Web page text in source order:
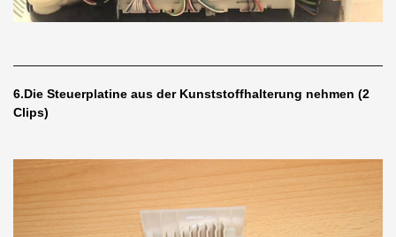
6.Die Steuerplatine aus der Kunststoffhalterung nehmen (2
Clips)